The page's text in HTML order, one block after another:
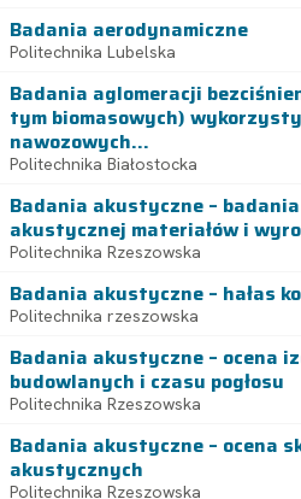
Badania aerodynamiczne
Politechnika Lubelska
Badania aglomeracji
tym biomasowych)
nawozowych...
Politechnika Białostocka
Badania akustyczne –
akustycznej materiałów i
Politechnika Rzeszowska
Badania akustyczne – hałas
Politechnika rzeszowska
Badania akustyczne – ocena
budowlanych i czasu pogłosu
Politechnika Rzeszowska
Badania akustyczne – ocena
akustycznych
Politechnika Rzeszowska